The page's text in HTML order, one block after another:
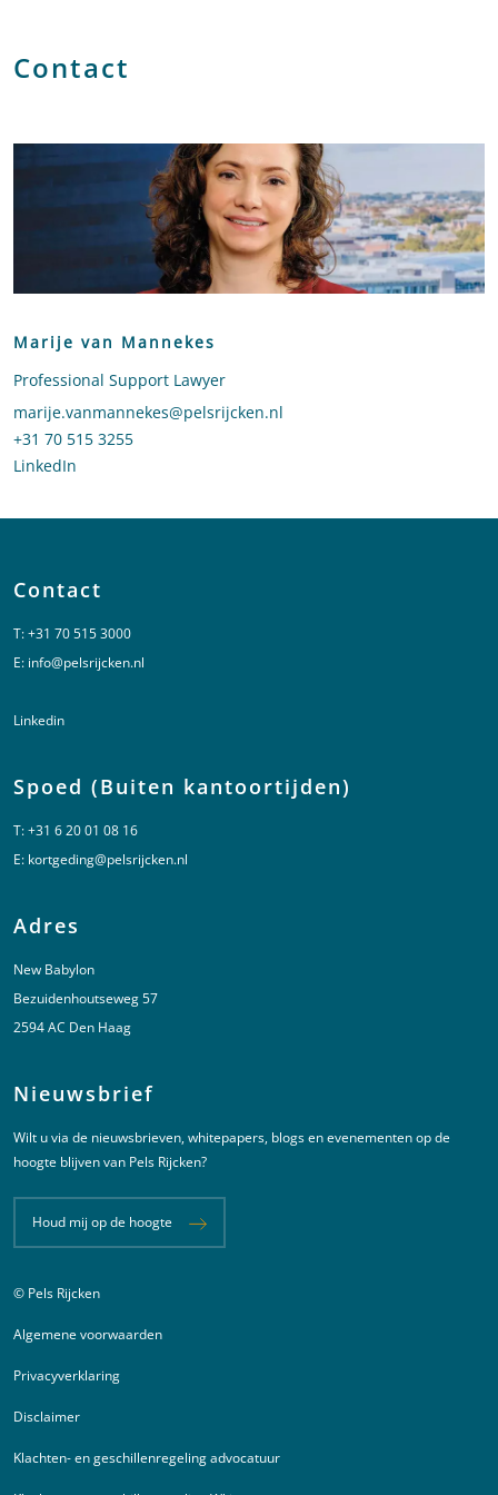
Contact
Marije van Mannekes
Professional Support Lawyer
Stuur een e-mail naar Marije van Mannekes
marije.vanmannekes@pelsrijcken.nl
Bel naar Marije van Mannekes
+31 70 515 3255
LinkedIn
Contact
T:+31 70 515 3000
E: info@pelsrijcken.nl
Linkedin
Spoed (Buiten kantoortijden)
T:+31 6 20 01 08 16
E: kortgeding@pelsrijcken.nl
Adres
New Babylon
Bezuidenhoutseweg 57
2594 AC Den Haag
Nieuwsbrief
Wilt u via de nieuwsbrieven, whitepapers, blogs en evenementen op de
hoogte blijven van Pels Rijcken?
Houd mij op de hoogte
Juridische informatie
© Pels Rijcken
Algemene voorwaarden
Privacyverklaring
Disclaimer
Klachten- en geschillenregeling advocatuur